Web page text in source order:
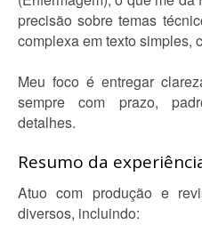
precisão sobre temas
complexa em texto simples,
Meu foco é entregar
sempre com prazo,
detalhes.
Resumo da
Atuo com produção e
diversos, incluindo: